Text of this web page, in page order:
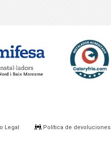
Legal Política de devoluciones